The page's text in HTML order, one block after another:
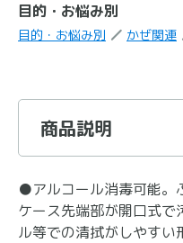
目的・お悩み別
目的・お悩み別 かぜ関連
商品説明
●アルコール消毒可能。
ケース先端部が開口式で
ル等での清拭がしやすい